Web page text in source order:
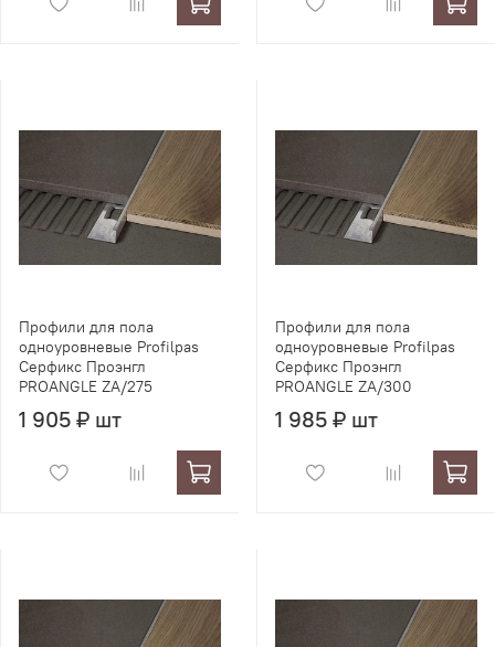
Профили для пола
одноуровневые Profilpas
Серфикс Проэнгл
PROANGLE ZA/275
1 905 ₽ шт
Профили для пола
одноуровневые Profilpas
Серфикс Проэнгл
PROANGLE ZA/300
1 985 ₽ шт